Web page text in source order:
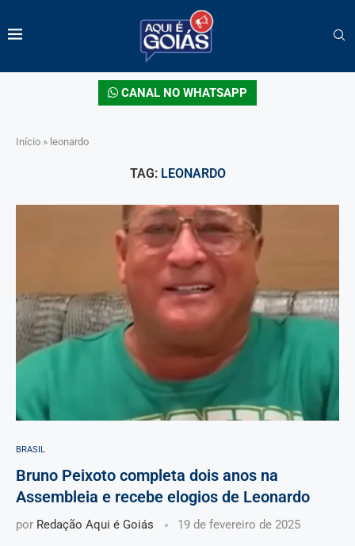
CANAL NO WHATSAPP
Início » leonardo
TAG: LEONARDO
BRASIL
Bruno Peixoto completa dois anos na
Assembleia e recebe elogios de Leonardo
por Redação Aqui é Goiás 19 de fevereiro de 2025